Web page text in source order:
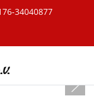
34040877